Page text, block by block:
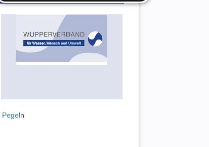
Pegeln